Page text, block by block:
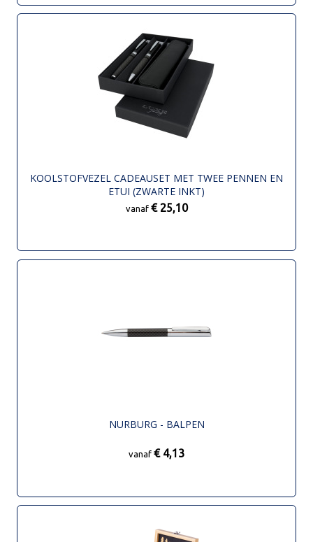
KOOLSTOFVEZEL CADEAUSET MET TWEE PENNEN EN
ETUI (ZWARTE INKT)
vanaf € 25,10
NURBURG - BALPEN
vanaf € 4,13